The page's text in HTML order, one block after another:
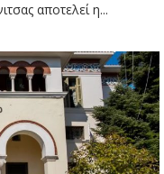
αποτελεί η...